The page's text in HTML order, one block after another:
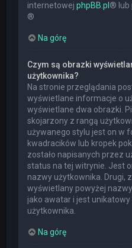
internetowejphpBB.pl ® lub
®
Na górę
Czym są obrazki
użytkownika?
Na stronie przeglądania
wyświetlane informacje o
wyświetlane dwa obrazki.
skojarzony z rangą
używanego stylu jest on w
kwadracików lub kropek
zostało napisanych przez
status na tej witrynie. Jest
nazwy użytkownika. Drugi,
wyświetlany powyżej
jako awatar i jest
użytkownika.
Na górę